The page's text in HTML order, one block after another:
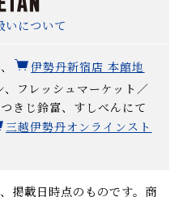
いについて
伊勢丹新宿店 本館地
、フレッシュマーケット／
きじ鈴富、すしべんにて
三越伊勢丹オンラインスト
掲載日時点のものです。商